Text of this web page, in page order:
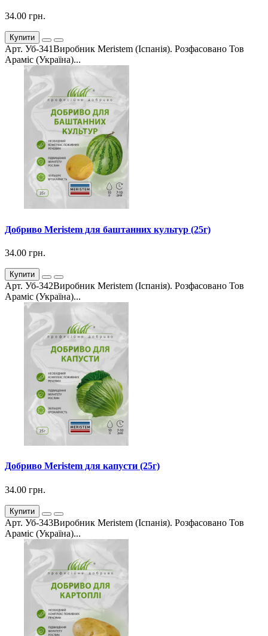
34.00 грн.
Купити
Арт. Уб-341Виробник Meristem (Іспанія). Розфасовано Тов
Араміс (Україна)...
Добриво Meristem для баштанних культур (25г)
34.00 грн.
Купити
Арт. Уб-342Виробник Meristem (Іспанія). Розфасовано Тов
Араміс (Україна)...
Добриво Meristem для капусти (25г)
34.00 грн.
Купити
Арт. Уб-343Виробник Meristem (Іспанія). Розфасовано Тов
Араміс (Україна)...